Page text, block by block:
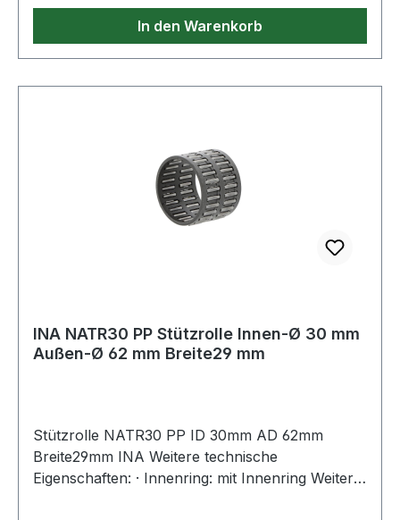
In den Warenkorb
INA NATR30 PP Stützrolle Innen-Ø 30 mm
Außen-Ø 62 mm Breite29 mm
Stützrolle NATR30 PP ID 30mm AD 62mm
Breite29mm INA Weitere technische
Eigenschaften: · Innenring: mit Innenring Weitere